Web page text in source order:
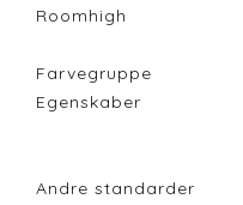
Roomhigh
Farvegruppe
Egenskaber
Andre standarder